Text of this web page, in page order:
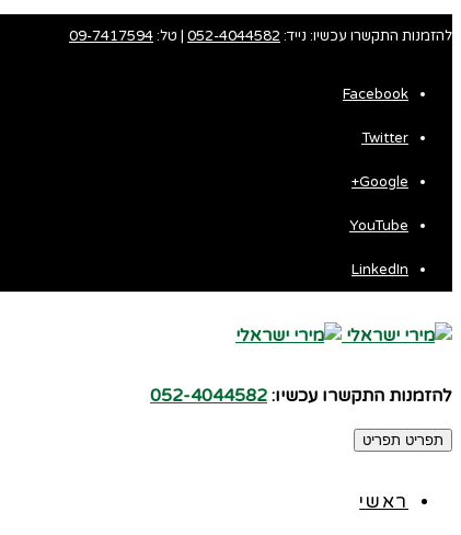
להזמנות התקשרו עכשיו: נייד: 052-4044582 | טל:09-7417594
Facebook
Twitter
Google+
YouTube
LinkedIn
להזמנות התקשרו עכשיו: 052-4044582
תפריט תפריט
ראשי